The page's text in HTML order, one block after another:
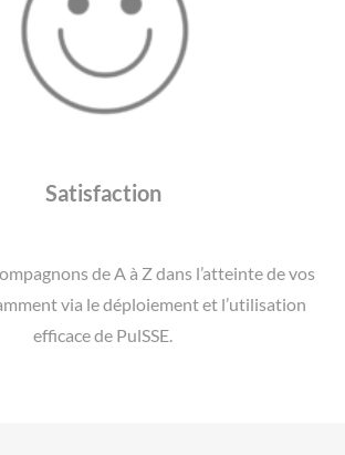
Satisfaction
de A à Z dans l’atteinte de vos
via le déploiement et l’utilisation
efficace de PulSSE.